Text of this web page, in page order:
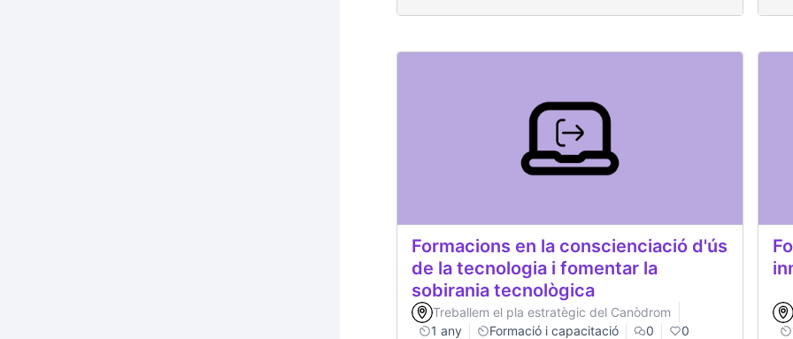
Formacions en la conscienciació d'ús
de la tecnologia i fomentar la
sobirania tecnològica
Treballem el pla estratègic del Canòdrom
1 any
Formació i capacitació 0 0